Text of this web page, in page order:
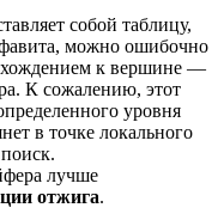
собой таблицу,
можно ошибочно
к вершине —
К сожалению, этот
уровня
в точке локального
лучше
отжига.